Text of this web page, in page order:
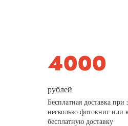
рублей
Бесплатная доставка при
несколько фотокниг или
бесплатную доставку